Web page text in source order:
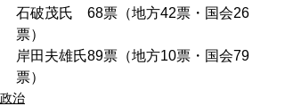
石破茂氏　68票（地方42票・国会26
票）
岸田夫雄氏89票（地方10票・国会79
票）
政治